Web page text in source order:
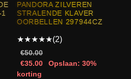
PANDORA ZILVEREN
STRALENDE KLAVER
OORBELLEN 297944CZ
★★★★★(2)
€50.00
€35.00
Opslaan: 30%
korting